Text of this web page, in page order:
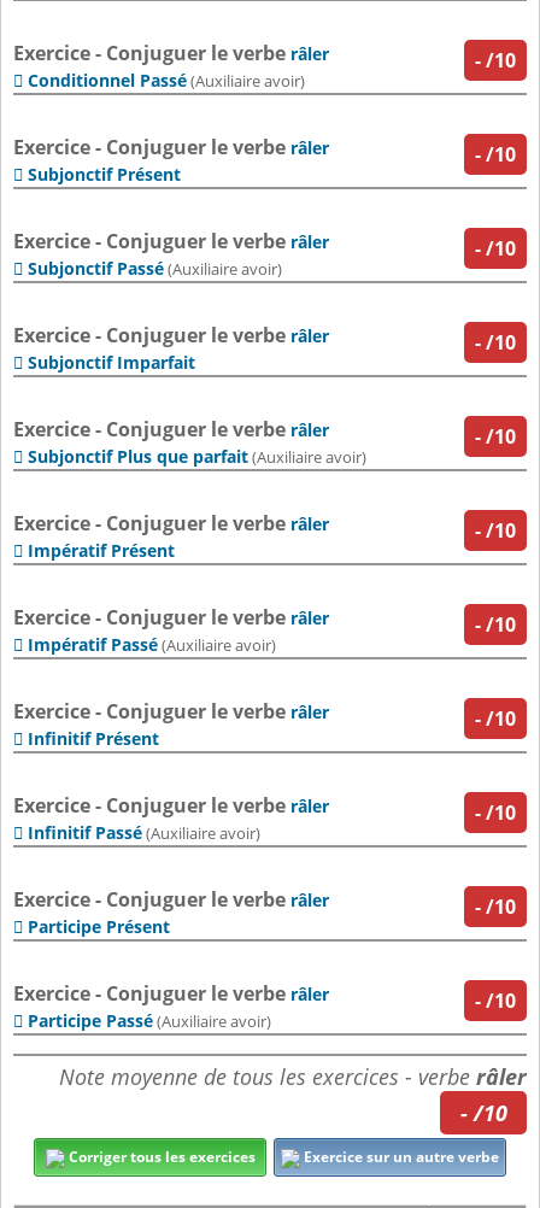
-/10
Exercice - Conjuguer le verbe râler
 Conditionnel Passé(Auxiliaire avoir)
-/10
Exercice - Conjuguer le verbe râler
 Subjonctif Présent
-/10
Exercice - Conjuguer le verbe râler
 Subjonctif Passé(Auxiliaire avoir)
-/10
Exercice - Conjuguer le verbe râler
 Subjonctif Imparfait
-/10
Exercice - Conjuguer le verbe râler
 Subjonctif Plus que parfait(Auxiliaire avoir)
-/10
Exercice - Conjuguer le verbe râler
 Impératif Présent
-/10
Exercice - Conjuguer le verbe râler
 Impératif Passé(Auxiliaire avoir)
-/10
Exercice - Conjuguer le verbe râler
 Infinitif Présent
-/10
Exercice - Conjuguer le verbe râler
 Infinitif Passé(Auxiliaire avoir)
-/10
Exercice - Conjuguer le verbe râler
 Participe Présent
-/10
Exercice - Conjuguer le verbe râler
 Participe Passé(Auxiliaire avoir)
Note moyenne de tous les exercices - verbe râler
- /10
Corriger tous les exercices Exercice sur un autre verbe